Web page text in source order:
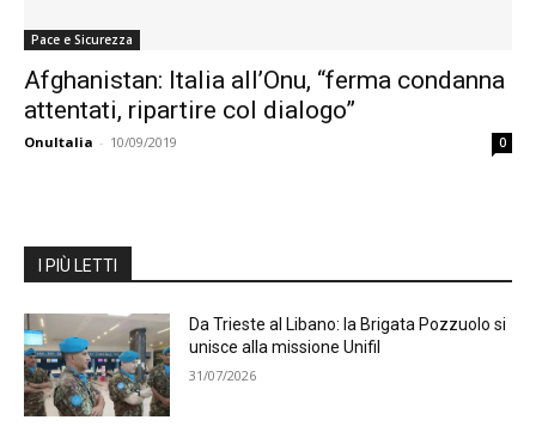
Pace e Sicurezza
Afghanistan: Italia all’Onu, “ferma condanna
attentati, ripartire col dialogo”
OnuItalia - 10/09/2019 0
I PIÙ LETTI
Da Trieste al Libano: la Brigata Pozzuolo si
unisce alla missione Unifil
31/07/2026